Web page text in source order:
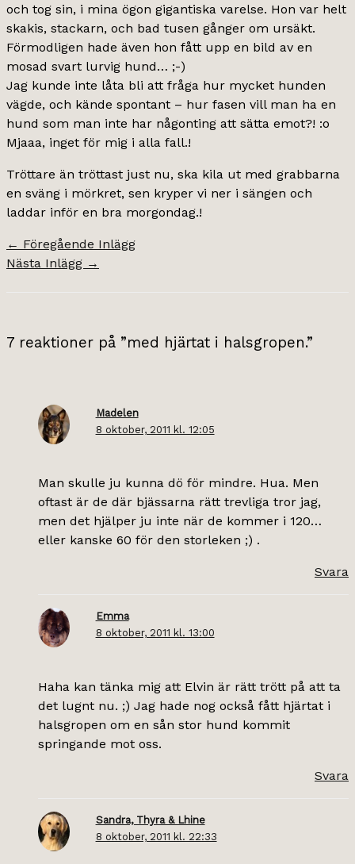
och tog sin, i mina ögon gigantiska varelse. Hon var helt
skakis, stackarn, och bad tusen gånger om ursäkt.
Förmodligen hade även hon fått upp en bild av en
mosad svart lurvig hund… ;-)
Jag kunde inte låta bli att fråga hur mycket hunden
vägde, och kände spontant – hur fasen vill man ha en
hund som man inte har någonting att sätta emot?! :o
Mjaaa, inget för mig i alla fall.!
Tröttare än tröttast just nu, ska kila ut med grabbarna
en sväng i mörkret, sen kryper vi ner i sängen och
laddar inför en bra morgondag.!
← Föregående Inlägg
Nästa Inlägg →
7 reaktioner på ”med hjärtat i halsgropen.”
Madelen
8 oktober, 2011 kl. 12:05
Man skulle ju kunna dö för mindre. Hua. Men
oftast är de där bjässarna rätt trevliga tror jag,
men det hjälper ju inte när de kommer i 120…
eller kanske 60 för den storleken ;) .
Svara
Emma
8 oktober, 2011 kl. 13:00
Haha kan tänka mig att Elvin är rätt trött på att ta
det lugnt nu. ;) Jag hade nog också fått hjärtat i
halsgropen om en sån stor hund kommit
springande mot oss.
Svara
Sandra, Thyra & Lhine
8 oktober, 2011 kl. 22:33